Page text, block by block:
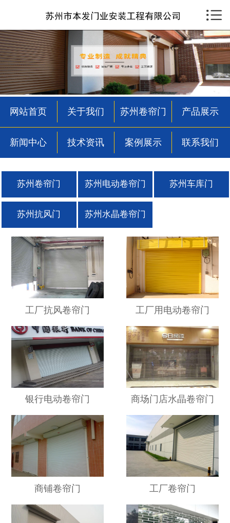
 首页
关于我们
苏州卷帘门
产品展示
新闻中心
技术资讯
案例展示
联系我们

网站首页 关于我们 苏州卷帘门 产品展示
新闻中心 技术资讯 案例展示 联系我们
苏州卷帘门 苏州电动卷帘门 苏州车库门
苏州抗风门 苏州水晶卷帘门
工厂抗风卷帘门 工厂用电动卷帘门
银行电动卷帘门 商场门店水晶卷帘门
商铺卷帘门 工厂卷帘门